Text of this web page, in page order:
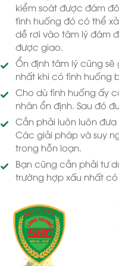
kiểm soát được đám
tình huống đó có thể
dễ rơi vào tâm lý đám
được giao.
Ổn định tâm lý cũng
nhất khi có tình huống
Cho dù tình huống ấy
nhân ổn định. Sau đó
Cần phải luôn luôn
Các giải pháp và suy
trong hỗn loạn.
Bạn cũng cần phải tư
trường hợp xấu nhất